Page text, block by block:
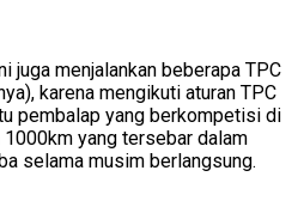
juga menjalankan beberapa TPC
karena mengikuti aturan TPC
pembalap yang berkompetisi di
yang tersebar dalam
selama musim berlangsung.